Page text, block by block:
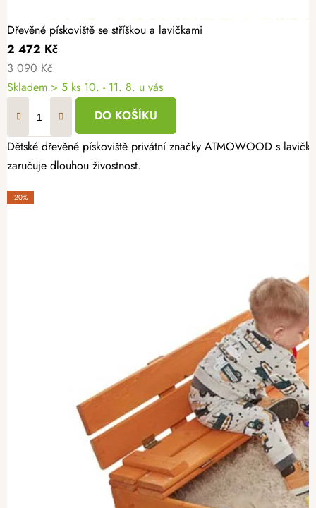
Dřevěné pískoviště se stříškou a lavičkami
2 472 Kč
3 090 Kč
Skladem > 5 ks 10. - 11. 8. u vás
DO KOŠÍKU
Dětské dřevěné pískoviště privátní značky ATMOWOOD s
zaručuje dlouhou živostnost.
-20%